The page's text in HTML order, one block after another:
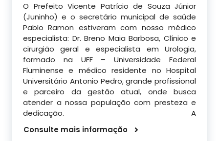
O Prefeito Vicente Patrício de Souza Júnior
(Juninho) e o secretário municipal de saúde
Pablo Ramon estiveram com nosso médico
especialista: Dr. Breno Maia Barbosa, Clínico e
cirurgião geral e especialista em Urologia,
formado na UFF – Universidade Federal
Fluminense e médico residente no Hospital
Universitário Antonio Pedro, grande profissional
e parceiro da gestão atual, onde busca
atender a nossa população com presteza e
dedicação. A
Consulte mais informação